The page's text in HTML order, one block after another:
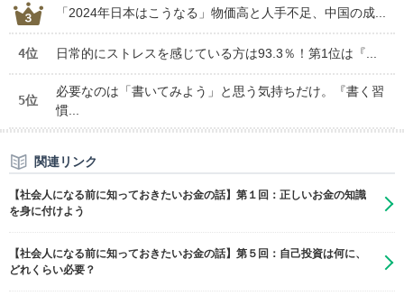
「2024年日本はこうなる」物価高と人手不足、中国の成...
4位 日常的にストレスを感じている方は93.3％！第1位は『...
5位
必要なのは「書いてみよう」と思う気持ちだけ。『書く習
慣...
関連リンク
【社会人になる前に知っておきたいお金の話】第１回：正しいお金の知識
を身に付けよう
【社会人になる前に知っておきたいお金の話】第５回：自己投資は何に、
どれくらい必要？